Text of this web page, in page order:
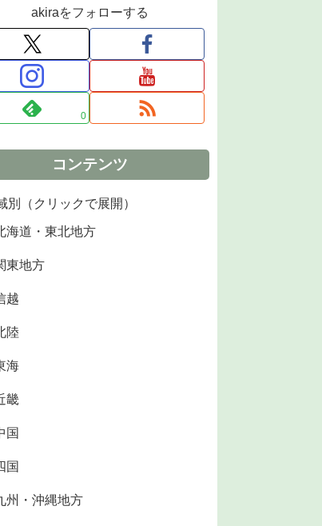
akiraをフォローする
0
コンテンツ
別（クリックで展開）
海道・東北地方
東地方
越
陸
海
畿
国
国
州・沖縄地方